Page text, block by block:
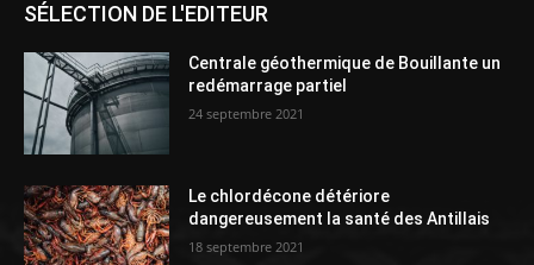
SÉLECTION DE L'EDITEUR
Centrale géothermique de Bouillante un
redémarrage partiel
24 septembre 2021
Le chlordécone détériore
dangereusement la santé des Antillais
18 septembre 2021